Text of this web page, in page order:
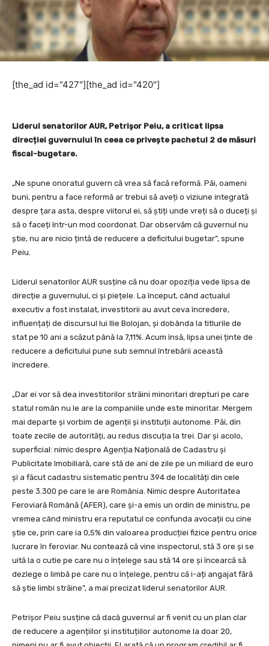
[the_ad id="427"][the_ad id="420"]
Liderul senatorilor AUR, Petrișor Peiu, a criticat lipsa
direcției guvernului în ceea ce privește pachetul 2 de măsuri
fiscal-bugetare.
„Ne spune onoratul guvern că vrea să facă reformă. Păi, oameni
buni, pentru a face reformă ar trebui să aveți o viziune integrată
despre țara asta, despre viitorul ei, să știți unde vreți să o duceți și
să o faceți într-un mod coordonat. Dar observăm că guvernul nu
știe, nu are nicio țintă de reducere a deficitului bugetar”, spune
Peiu.
Liderul senatorilor AUR susține că nu doar opoziția vede lipsa de
direcție a guvernului, ci și piețele. La început, când actualul
executiv a fost instalat, investitorii au avut ceva încredere,
influențați de discursul lui Ilie Bolojan, și dobânda la titlurile de
stat pe 10 ani a scăzut până la 7,11%. Acum însă, lipsa unei ținte de
reducere a deficitului pune sub semnul întrebării această
încredere.
„Dar ei vor să dea investitorilor străini minoritari drepturi pe care
statul român nu le are la companiile unde este minoritar. Mergem
mai departe și vorbim de agenții și instituții autonome. Păi, din
toate zecile de autorități, au redus discuția la trei. Dar și acolo,
superficial: nimic despre Agenția Națională de Cadastru și
Publicitate Imobiliară, care stă de ani de zile pe un miliard de euro
și a făcut cadastru sistematic pentru 394 de localități din cele
peste 3.300 pe care le are România. Nimic despre Autoritatea
Feroviară Română (AFER), care și-a emis un ordin de ministru, pe
vremea când ministru era reputatul ce confunda avocații cu cine
știe ce, prin care ia 0,5% din valoarea producției fizice pentru orice
lucrare în feroviar. Nu contează că vine inspectorul, stă 3 ore și se
uită la o cutie pe care nu o înțelege sau stă 14 ore și încearcă să
dezlege o limbă pe care nu o înțelege, pentru că i-ați angajat fără
să știe limbi străine”, a mai precizat liderul senatorilor AUR.
Petrișor Peiu susține că dacă guvernul ar fi venit cu un plan clar
de reducere a agențiilor și instituțiilor autonome la doar 20,